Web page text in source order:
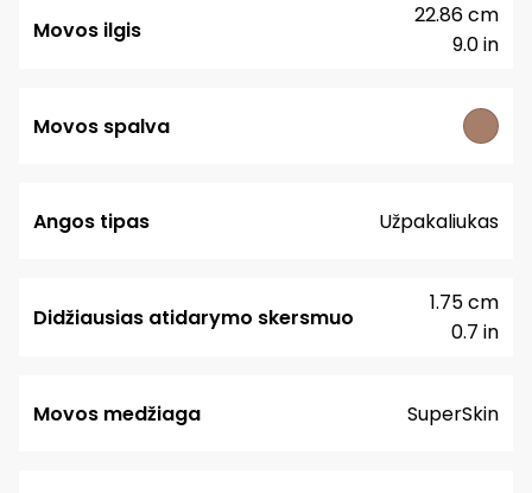
Movos ilgis
9.0 in
22.86 cm
Movos spalva
Angos tipas Užpakaliukas
Didžiausias atidarymo skersmuo
0.7 in
1.75 cm
Movos medžiaga SuperSkin